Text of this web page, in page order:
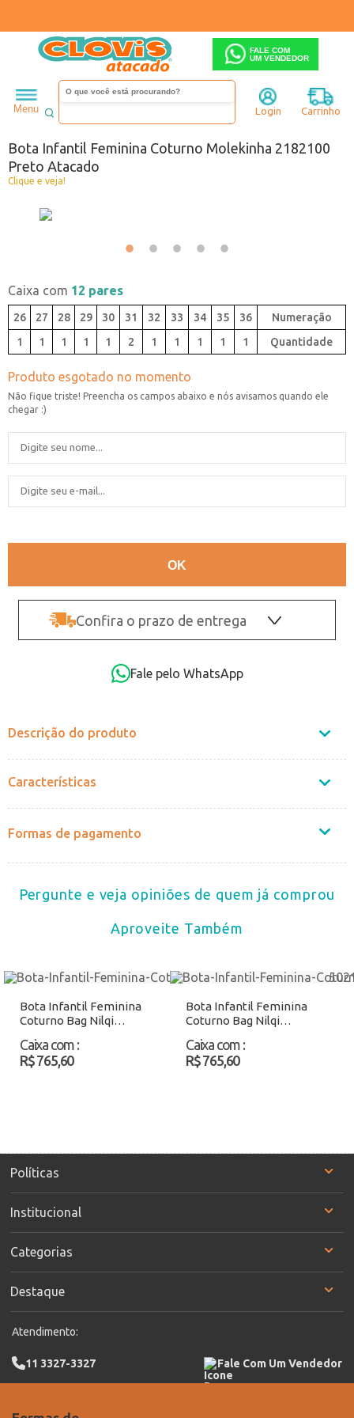
FALE COM
UM VENDEDOR
Menu Login Carrinho
Infantil Menina Bota
Bota Infantil Feminina Coturno Molekinha 2182100
Preto Atacado
Clique e veja!
Caixa com 12 pares
26 27 28 29 30 31 32 33 34 35
36
1
1 1 1 1 2 1 1 1 1 1 Quantidade
Confira o prazo de entrega
Fale pelo WhatsApp
Descrição do produto
Características
Formas de pagamento
Pergunte e veja opiniões de quem já comprou
Aproveite Também
Bota Infantil Feminina
Coturno Bag Nilqi
Caixa com :
R$ 765,60
Bota Infantil Feminina
Coturno Bag Nilqi
Caixa com :
R$ 765,60
Políticas
Institucional
Categorias
Destaque
Atendimento:
11 3327-3327 Fale Com Um Vendedor